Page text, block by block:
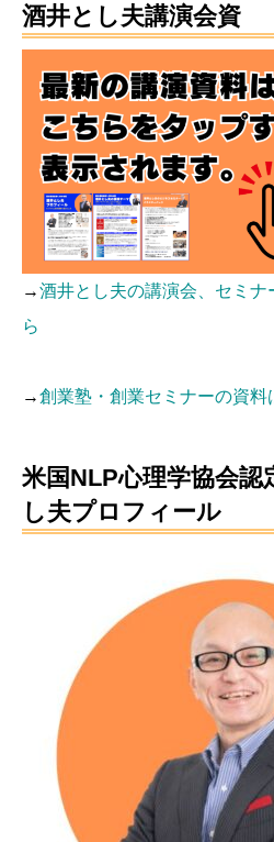
酒井とし夫講演会資
→酒井とし夫の講演会、セミナ
ら
→創業塾・創業セミナーの資料
米国NLP心理学協会認
し夫プロフィール